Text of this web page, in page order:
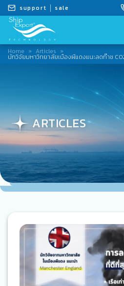
support sale
Home » Articles »
นักวิจัยมหาวิทยาลัยเมืองผีแดงแนะลดก๊าซ
ARTICLES